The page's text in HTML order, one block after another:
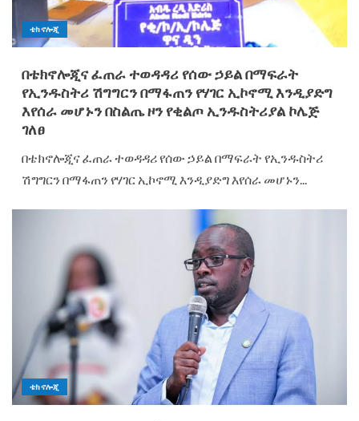
ቴክኖሎጂ
በቴክኖሎጂና ፈጠራ ተወዳዳሪ የሰው ኃይል በማፍራት
የኢንዱስትሪ ሽግግርን በማፋጠን የሃገር ኢኮኖሚ እንዲያድግ
እየሰራ መሆኑን በስልጤ ዞን የቂልጦ ኢንዱስትሪያል ኮሌጅ
ገለፀ
በቴክኖሎጂና ፈጠራ ተወዳዳሪ የሰው ኃይል በማፍራት የኢንዱስትሪ
ሽግግርን በማፋጠን የሃገር ኢኮኖሚ እንዲያድግ እየሰራ መሆኑን...
ቴክኖሎጂ